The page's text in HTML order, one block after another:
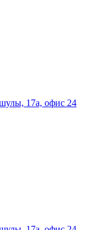
17а, офис 24